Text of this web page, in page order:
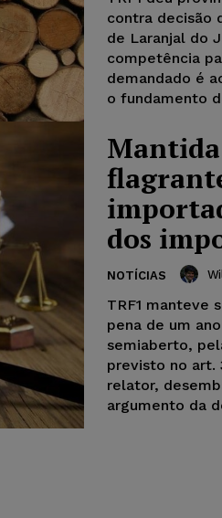
contra decisão
de Laranjal do
competência
demandado é
o fundamento
dos
NOTÍCIAS
TRF1 manteve
pena de um
semiaberto,
previsto no art.
relator,
argumento da